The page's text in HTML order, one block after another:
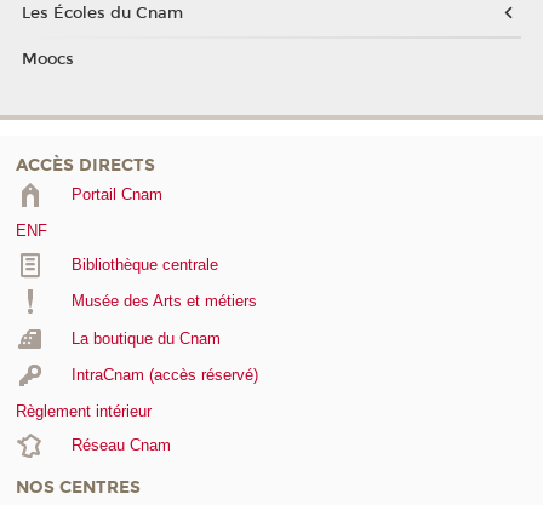
Les Écoles du Cnam
Moocs
ACCÈS DIRECTS
Portail Cnam
ENF
Bibliothèque centrale
Musée des Arts et métiers
La boutique du Cnam
IntraCnam (accès réservé)
Règlement intérieur
Réseau Cnam
NOS CENTRES